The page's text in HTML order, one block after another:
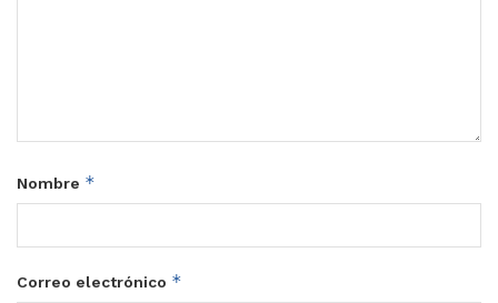
Nombre *
Correo electrónico *